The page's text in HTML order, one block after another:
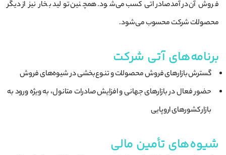
فروش آن درآمد صادراتی کسب می‌شود. همچنین تولید بخار نیز از دیگر
محصولات شرکت محسوب می‌شود.
برنامه‌های آتی شرکت
گسترش بازارهای فروش محصولات و تنوع‌بخشی در شیوه‌های فروش
حضور فعال در بازارهای جهانی و افزایش صادرات متانول، به ویژه ورود به
بازار کشورهای اروپایی
شیوه‌های تأمین مالی